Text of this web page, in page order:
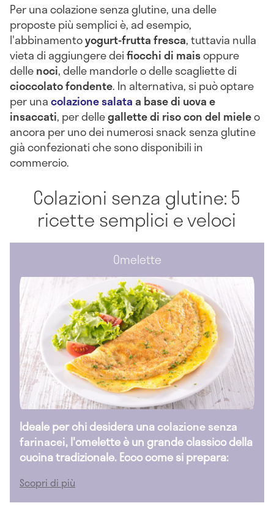
Per una colazione senza glutine, una delle
proposte più semplici è, ad esempio,
l'abbinamentoyogurt-frutta fresca, tuttavia nulla
vieta di aggiungere deifiocchi di maisoppure
dellenoci, delle mandorle o delle scagliette di
cioccolato fondente. In alternativa, si può optare
per unacolazione salataa base di uova e
insaccati, per dellegallette di riso con del mieleo
ancora per uno dei numerosi snack senza glutine
già confezionati che sono disponibili in
commercio.
Colazioni senza glutine: 5
ricette semplici e veloci
Omelette
Ideale per chi desidera unacolazione senza
farinacei, l'omelette è un grande classico della
cucina tradizionale. Ecco come si prepara:
Scopri di più